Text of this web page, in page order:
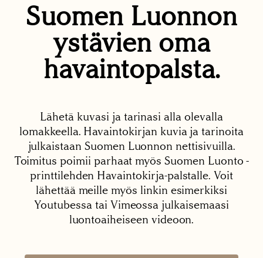
Suomen Luonnon
ystävien oma
havaintopalsta.
Lähetä kuvasi ja tarinasi alla olevalla
lomakkeella. Havaintokirjan kuvia ja tarinoita
julkaistaan Suomen Luonnon nettisivuilla.
Toimitus poimii parhaat myös Suomen Luonto -
printtilehden Havaintokirja-palstalle. Voit
lähettää meille myös linkin esimerkiksi
Youtubessa tai Vimeossa julkaisemaasi
luontoaiheiseen videoon.